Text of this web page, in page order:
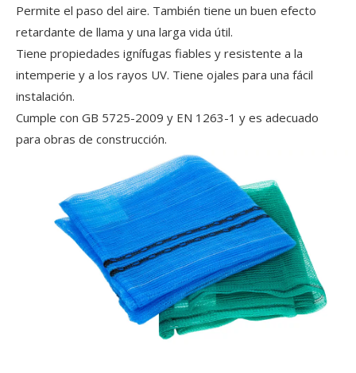
Permite el paso del aire. También tiene un buen efecto
retardante de llama y una larga vida útil.
Tiene propiedades ignífugas fiables y resistente a la
intemperie y a los rayos UV. Tiene ojales para una fácil
instalación.
Cumple con GB 5725-2009 y EN 1263-1 y es adecuado
para obras de construcción.